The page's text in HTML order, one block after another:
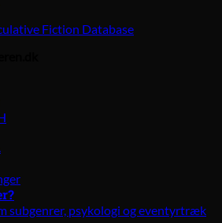
Fiction Database
subgenrer, psykologi og eventyrtræk